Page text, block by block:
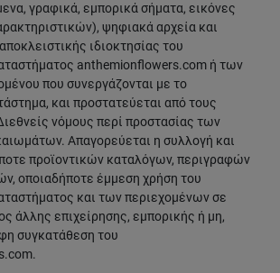
γραφικά, εμπορικά σήματα, εικόνες
ψηφιακά αρχεία και
ιδιοκτησίας του
anthemionflowers.com ή των
που συνεργάζονται με το
και προστατεύεται από τους
νόμους περί προστασίας των
Απαγορεύεται η συλλογή και
προϊοντικών καταλόγων, περιγραφών
οποιαδήποτε έμμεση χρήση του
και των περιεχομένων σε
άλλης επιχείρησης, εμπορικής ή μη,
συγκατάθεση του